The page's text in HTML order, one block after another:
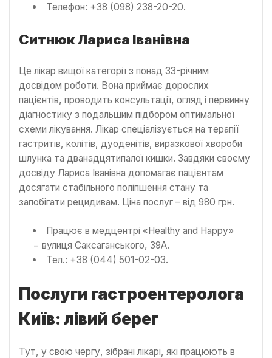
Телефон: +38 (098) 238-20-20.
Ситнюк Лариса Іванівна
Це лікар вищої категорії з понад 33-річним
досвідом роботи. Вона приймає дорослих
пацієнтів, проводить консультації, огляд і первинну
діагностику з подальшим підбором оптимальної
схеми лікування. Лікар спеціалізується на терапії
гастритів, колітів, дуоденітів, виразкової хвороби
шлунка та дванадцятипалої кишки. Завдяки своєму
досвіду Лариса Іванівна допомагає пацієнтам
досягати стабільного поліпшення стану та
запобігати рецидивам. Ціна послуг – від 980 грн.
Працює в медцентрі «Healthy and Happy»
− вулиця Саксаганського, 39А.
Тел.: +38 (044) 501-02-03.
Послуги гастроентеролога
Київ: лівий берег
Тут, у свою чергу, зібрані лікарі, які працюють в